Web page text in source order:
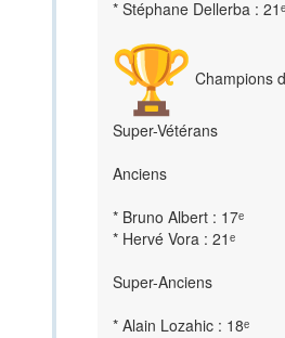
* Stéphane Dellerba : 21ᵉ
Champions
Super-Vétérans
Anciens
* Bruno Albert : 17ᵉ
* Hervé Vora : 21ᵉ
Super-Anciens
* Alain Lozahic : 18ᵉ